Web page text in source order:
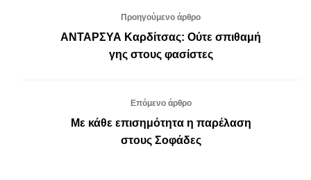
Προηγούμενο άρθρο
ΑΝΤΑΡΣΥΑ Καρδίτσας: Ούτε σπιθαμή
γης στους φασίστες
Επόμενο άρθρο
Με κάθε επισημότητα η παρέλαση
στους Σοφάδες